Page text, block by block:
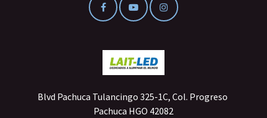
Blvd Pachuca Tulancingo 325-1C, Col. Progreso
Pachuca HGO 42082